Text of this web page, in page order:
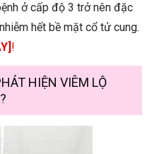
ở cấp độ 3 trở nên đặc
hết bề mặt cổ tử cung.
!
HIỆN VIÊM LỘ